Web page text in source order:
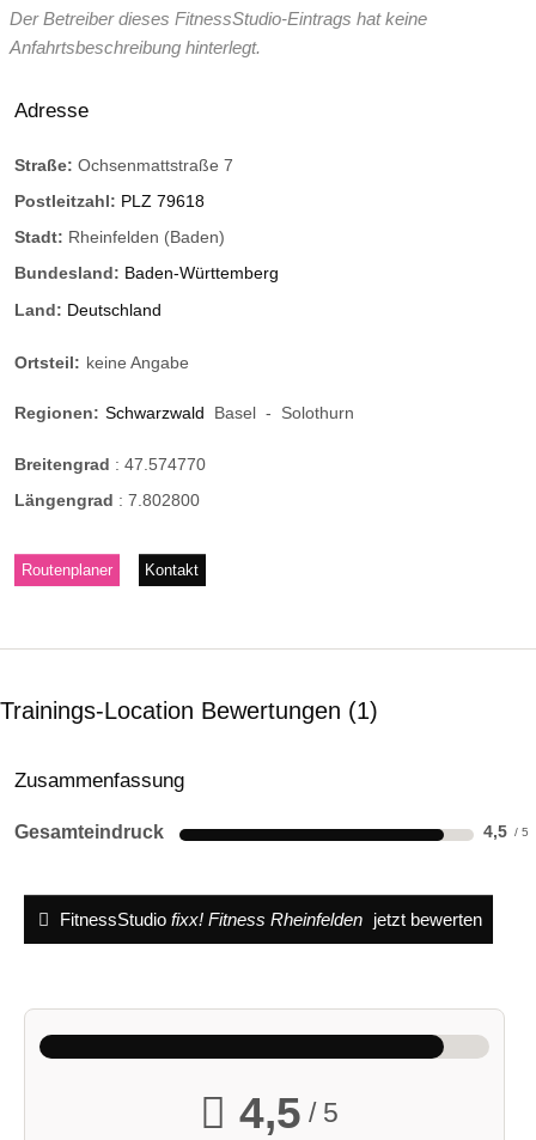
Der Betreiber dieses FitnessStudio-Eintrags hat keine
Anfahrtsbeschreibung hinterlegt.
Adresse
Straße: Ochsenmattstraße 7
Postleitzahl: PLZ 79618
Stadt: Rheinfelden (Baden)
Bundesland: Baden-Württemberg
Land: Deutschland
Ortsteil: keine Angabe
Regionen: Schwarzwald Basel - Solothurn
Breitengrad : 47.574770
Längengrad : 7.802800
Routenplaner Kontakt
Trainings-Location Bewertungen 1
Zusammenfassung
Gesamteindruck 4,5
FitnessStudio fixx! Fitness Rheinfelden jetzt bewerten
4,5 / 5